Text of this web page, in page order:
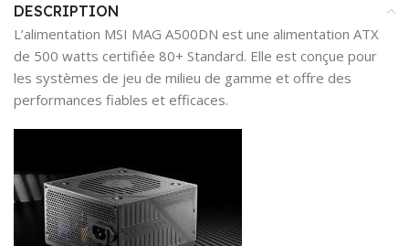
DESCRIPTION
L’alimentation MSI MAG A500DN est une alimentation ATX
de 500 watts certifiée 80+ Standard. Elle est conçue pour
les systèmes de jeu de milieu de gamme et offre des
performances fiables et efficaces.